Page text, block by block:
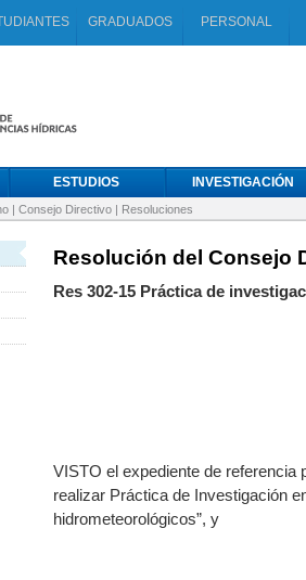
GRADUADOS PERSONAL
ESTUDIOS INVESTIGACIÓN
| Consejo Directivo | Resoluciones
Resolución del Consejo
Res 302-15 Práctica de
VISTO el expediente de referencia
realizar Práctica de Investigación
hidrometeorológicos”, y